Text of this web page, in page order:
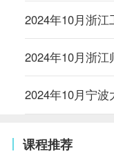
2024年10月浙
2024年10月浙
2024年10月宁
课程推荐